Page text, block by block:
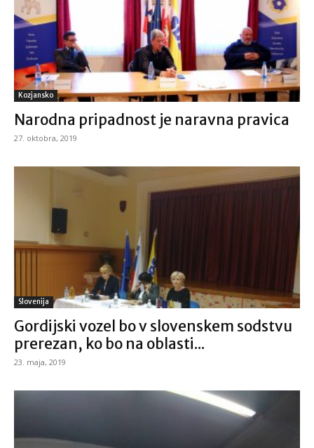
Kozjansko
Narodna pripadnost je naravna pravica
27. oktobra, 2019
Slovenija
Gordijski vozel bo v slovenskem sodstvu
prerezan, ko bo na oblasti...
23. maja, 2019